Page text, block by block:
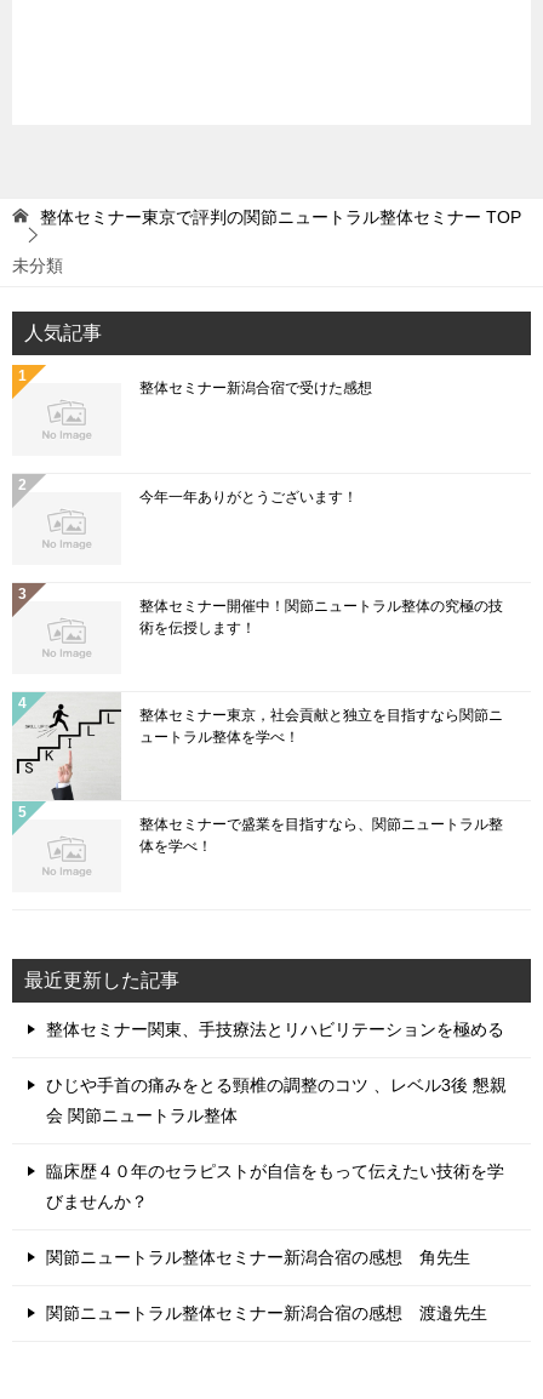
整体セミナー東京で評判の関節ニュートラル整体セミナー TOP
未分類
人気記事
整体セミナー新潟合宿で受けた感想
今年一年ありがとうございます！
整体セミナー開催中！関節ニュートラル整体の究極の技
術を伝授します！
整体セミナー東京，社会貢献と独立を目指すなら関節ニ
ュートラル整体を学べ！
整体セミナーで盛業を目指すなら、関節ニュートラル整
体を学べ！
最近更新した記事
整体セミナー関東、手技療法とリハビリテーションを極める
ひじや手首の痛みをとる頸椎の調整のコツ 、レベル3後 懇親
会 関節ニュートラル整体
臨床歴４０年のセラピストが自信をもって伝えたい技術を学
びませんか？
関節ニュートラル整体セミナー新潟合宿の感想 角先生
関節ニュートラル整体セミナー新潟合宿の感想 渡邉先生